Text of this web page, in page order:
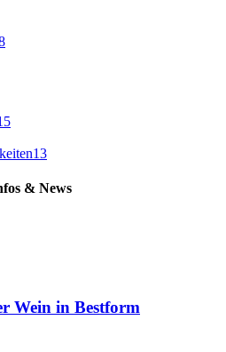
13
& News
Wein in Bestform